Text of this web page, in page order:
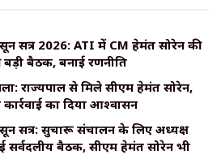
सत्र 2026: ATI में CM हेमंत सोरेन की
बड़ी बैठक, बनाई रणनीति
राज्यपाल से मिले सीएम हेमंत सोरेन,
कार्रवाई का दिया आश्वासन
सत्र: सुचारू संचालन के लिए अध्यक्ष
सर्वदलीय बैठक, सीएम हेमंत सोरेन भी